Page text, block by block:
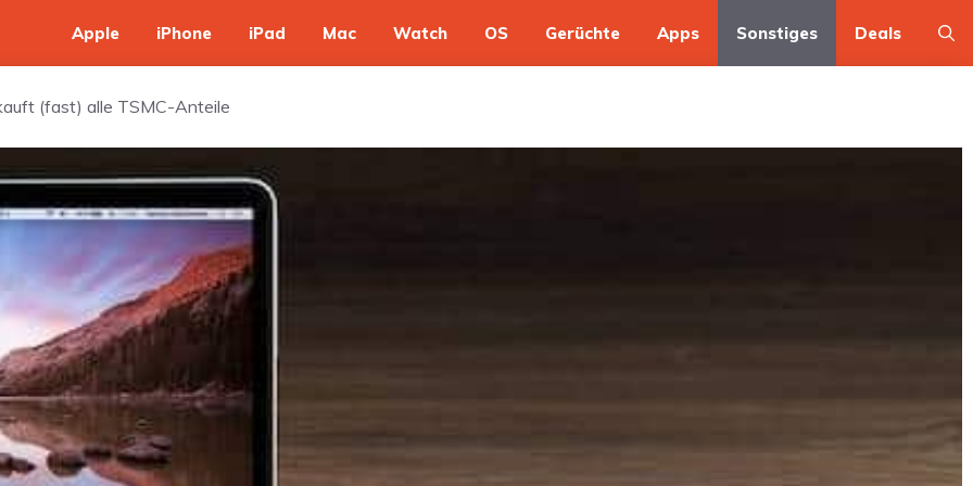
Apple iPhone iPad Mac Watch OS Gerüchte Apps Sonstiges Deals
(fast) alle TSMC-Anteile